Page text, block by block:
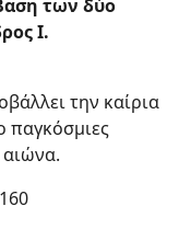
των δύο
Ι.
την καίρια
παγκόσμιες